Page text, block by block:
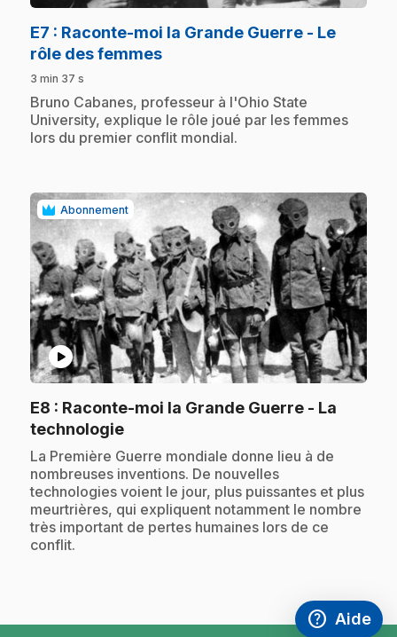
E7 : Raconte-moi la Grande Guerre - Le
rôle des femmes.
3 min 37 s
.Bruno Cabanes, professeur à l'Ohio State
University, explique le rôle joué par les femmes
lors du premier conflit mondial.
Abonnement
play_circle
E8 : Raconte-moi la Grande Guerre - La
technologie.
.La Première Guerre mondiale donne lieu à de
nombreuses inventions. De nouvelles
technologies voient le jour, plus puissantes et plus
meurtrières, qui expliquent notamment le nombre
très important de pertes humaines lors de ce
conflit.
help
Accéder à
Aide
,Ce lien